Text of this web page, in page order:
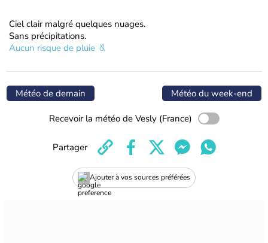
Ciel clair malgré quelques nuages.
Sans précipitations.
Aucun risque de pluie
Météo de demain Météo du week-end
Recevoir la météo de Vesly (France)
Ajouter à vos sources préférées
Partager